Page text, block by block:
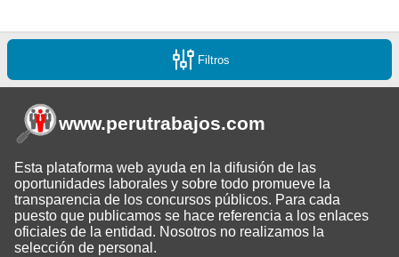
Filtros
www.perutrabajos.com
Esta plataforma web ayuda en la difusión de las
oportunidades laborales y sobre todo promueve la
transparencia de los concursos públicos. Para cada
puesto que publicamos se hace referencia a los enlaces
oficiales de la entidad. Nosotros no realizamos la
selección de personal.